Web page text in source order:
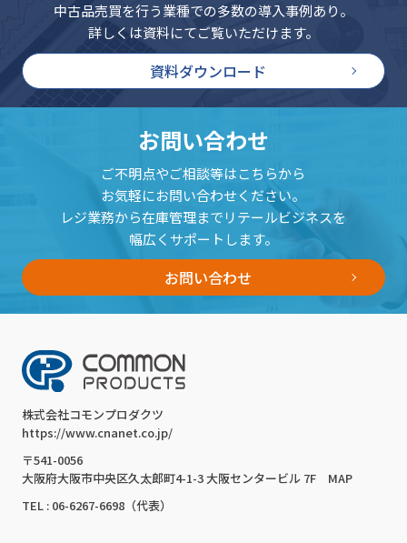
中古品売買を行う業種での多数の導入事例あり。
詳しくは資料にてご覧いただけます。
資料ダウンロード
お問い合わせ
ご不明点やご相談等はこちらから
お気軽にお問い合わせください。
レジ業務から在庫管理までリテールビジネスを
幅広くサポートします。
お問い合わせ
株式会社コモンプロダクツ
https://www.cnanet.co.jp/
〒541-0056
大阪府大阪市中央区久太郎町4-1-3 大阪センタービル 7F
MAP
TEL : 06-6267-6698（代表）